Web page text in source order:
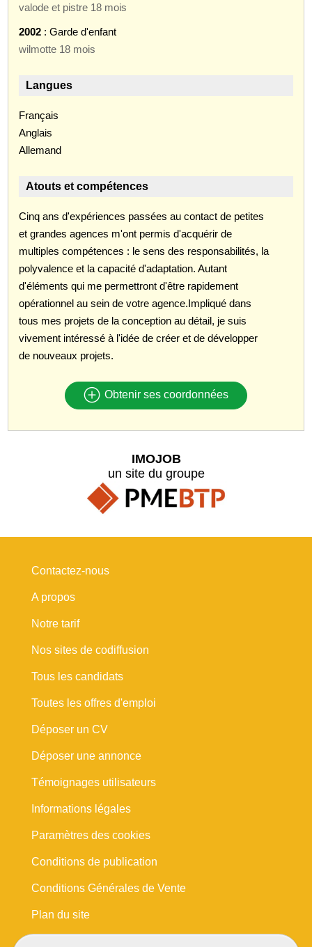
valode et pistre 18 mois
2002 : Garde d'enfant
wilmotte 18 mois
Langues
Français
Anglais
Allemand
Atouts et compétences
Cinq ans d'expériences passées au contact de petites
et grandes agences m'ont permis d'acquérir de
multiples compétences : le sens des responsabilités, la
polyvalence et la capacité d'adaptation. Autant
d'éléments qui me permettront d'être rapidement
opérationnel au sein de votre agence.Impliqué dans
tous mes projets de la conception au détail, je suis
vivement intéressé à l'idée de créer et de développer
de nouveaux projets.
Obtenir ses coordonnées
IMOJOB
un site du groupe
Contactez-nous
A propos
Notre tarif
Nos sites de codiffusion
Tous les candidats
Toutes les offres d'emploi
Déposer un CV
Déposer une annonce
Témoignages utilisateurs
Informations légales
Paramètres des cookies
Conditions de publication
Conditions Générales de Vente
Plan du site